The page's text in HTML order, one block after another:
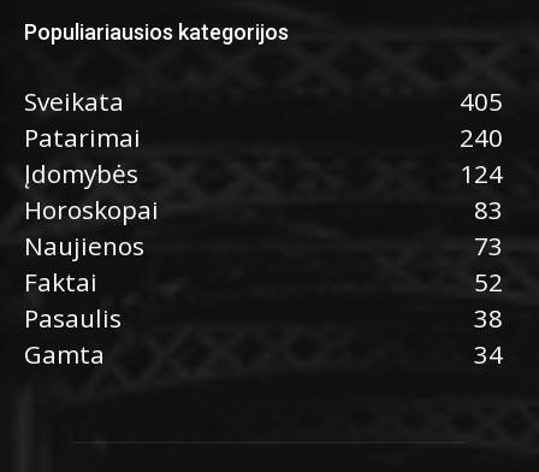
Populiariausios kategorijos
Sveikata
405
Patarimai
240
Įdomybės
124
Horoskopai
83
Naujienos
73
Faktai
52
Pasaulis
38
Gamta
34